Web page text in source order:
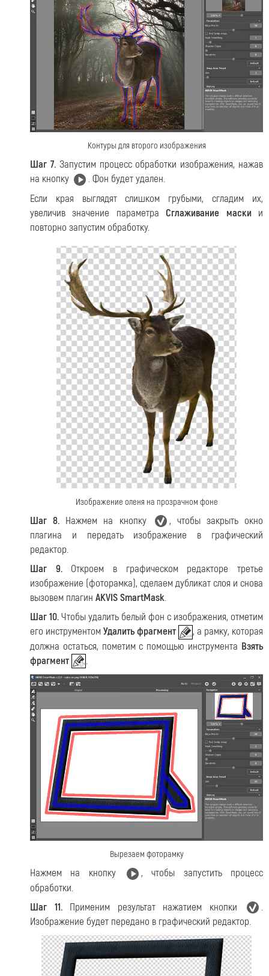
Контуры для второго изображения
Шаг 7.Запустим процесс обработки изображения, нажав
на кнопку
. Фон будет удален.
Если края выглядят слишком грубыми, сгладим их,
увеличив значение параметраСглаживание маски и
повторно запустим обработку.
Изображение оленя на прозрачном фоне
Шаг 8. Нажмем на кнопку
, чтобы закрыть окно
плагина и передать изображение в графический
редактор.
Шаг 9.Откроем в графическом редакторе третье
изображение (фоторамка), сделаем дубликат слоя и снова
вызовем плагин AKVIS SmartMask.
Шаг 10.Чтобы удалить белый фон с изображения, отметим
его инструментомУдалить фрагмент
, а рамку, которая
должна остаться, пометим с помощью инструмента Взять
фрагмент
.
Вырезаем фоторамку
Нажмем на кнопку
, чтобы запустить процесс
обработки.
Шаг 11.Применим результат нажатием кнопки
.
Изображение будет передано в графический редактор.